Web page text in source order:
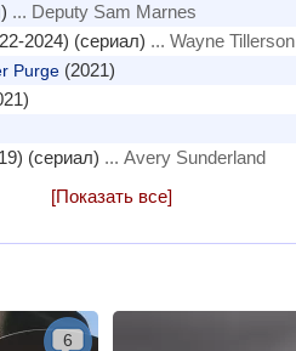
... Deputy Sam Marnes
2024) (сериал) ... Wayne Tillerson
Purge(2021)
(сериал) ... Avery Sunderland
[Показать все]
6